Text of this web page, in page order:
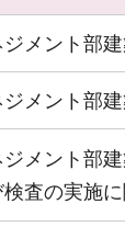
メント部
メント部
メント部
査の実施